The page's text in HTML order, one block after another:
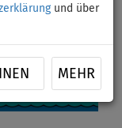
und über
MEHR